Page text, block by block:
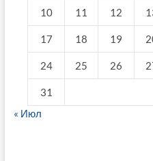
10 11 12
17 18 19
24 25 26
31
« Июл